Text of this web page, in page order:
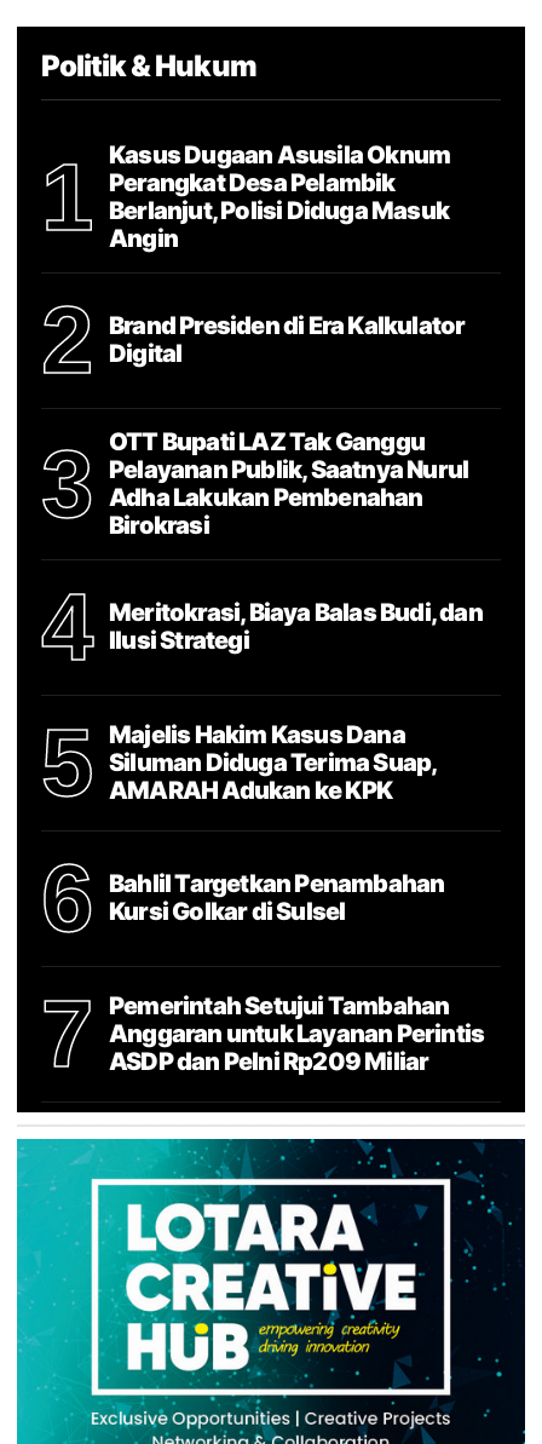
Politik & Hukum
1
Kasus Dugaan Asusila Oknum
Perangkat Desa Pelambik
Berlanjut, Polisi Diduga Masuk
Angin
2
Brand Presiden di Era Kalkulator
Digital
3
OTT Bupati LAZ Tak Ganggu
Pelayanan Publik, Saatnya Nurul
Adha Lakukan Pembenahan
Birokrasi
4
Meritokrasi, Biaya Balas Budi, dan
Ilusi Strategi
5
Majelis Hakim Kasus Dana
Siluman Diduga Terima Suap,
AMARAH Adukan ke KPK
6
Bahlil Targetkan Penambahan
Kursi Golkar di Sulsel
7
Pemerintah Setujui Tambahan
Anggaran untuk Layanan Perintis
ASDP dan Pelni Rp209 Miliar